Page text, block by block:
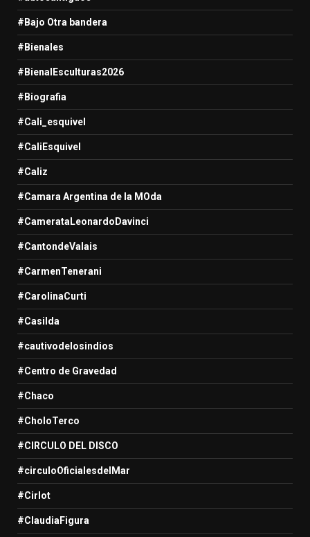
#Bajo Otra bandera
#Bienales
#BienalEsculturas2026
#Biografia
#Cali_esquivel
#CaliEsquivel
#Caliz
#Camara Argentina de la MOda
#CamerataLeonardoDavinci
#CantondeValais
#CarmenTenerani
#CarolinaCurti
#Casilda
#cautivodelosindios
#Centro de Gravedad
#Chaco
#CholoTerco
#CIRCULO DEL DISCO
#circuloOficialesdelMar
#Cirlot
#ClaudiaFigura